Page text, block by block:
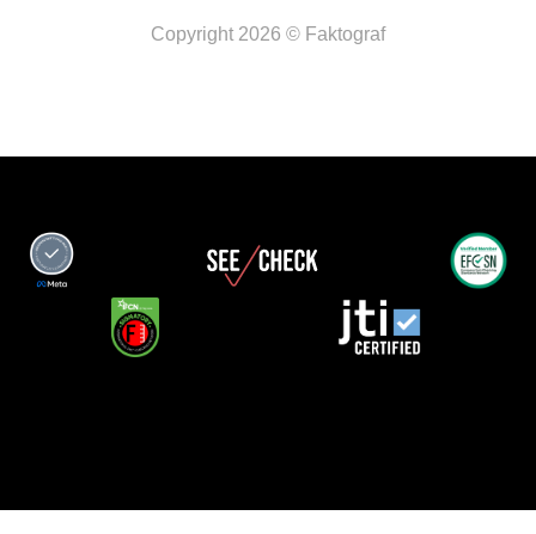
Copyright 2026 © Faktograf